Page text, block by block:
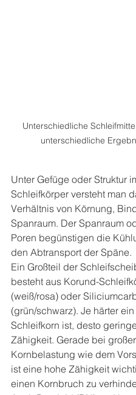
Unterschiedliche
unterschiedliche
Unter Gefüge oder Struktur
Schleifkörper versteht man
Verhältnis von Körnung,
Spanraum. Der Spanraum
Poren begünstigen die
den Abtransport der Späne.
Ein Großteil der
besteht aus Korund-
(weiß/rosa) oder
(grün/schwarz). Je härter ein
Schleifkorn ist, desto
Zähigkeit. Gerade bei großer
Kornbelastung wie dem
ist eine hohe Zähigkeit
einen Kornbruch zu